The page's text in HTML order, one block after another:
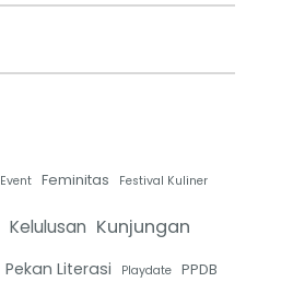
Event Feminitas Festival Kuliner
Kelulusan Kunjungan
Pekan Literasi Playdate PPDB